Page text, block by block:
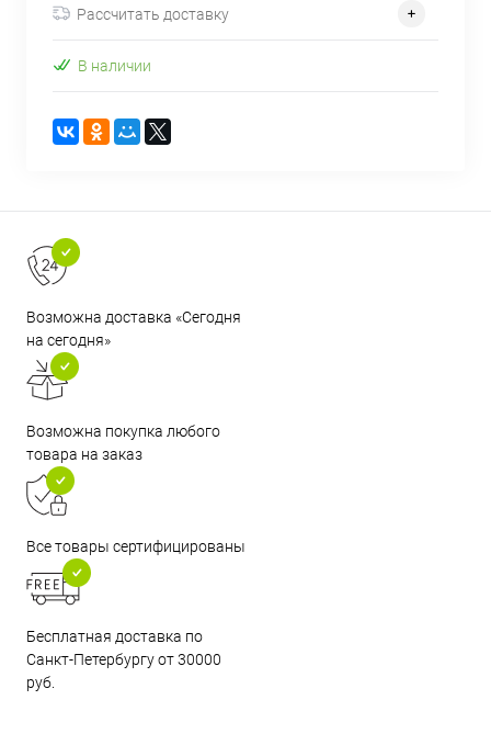
Рассчитать доставку
В наличии
Возможна доставка «Сегодня
на сегодня»
Возможна покупка любого
товара на заказ
Все товары сертифицированы
Бесплатная доставка по
Санкт-Петербургу от 30000
руб.